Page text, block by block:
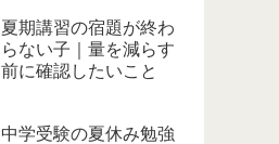
夏期講習の宿題が終わ
らない子｜量を減らす
前に確認したいこと
中学受験の夏休み勉強